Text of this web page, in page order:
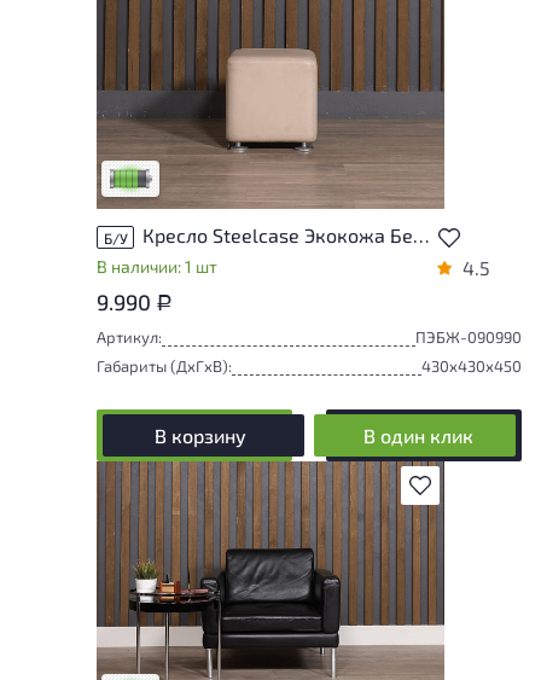
следы эксплуатации, не влияющие на
удобство его использования
Низкая степень износа
Б/У Кресло Steelcase Экокожа Бежевый Франция
В наличии: 1 шт 4.5
9.990 Р
Артикул:
ПЭБЖ-090990
Габариты (ДxГxВ):
430x430x450
В корзину В один клик
В избранное
У товара присутствуют незначительные
следы эксплуатации, не влияющие на
удобство его использования